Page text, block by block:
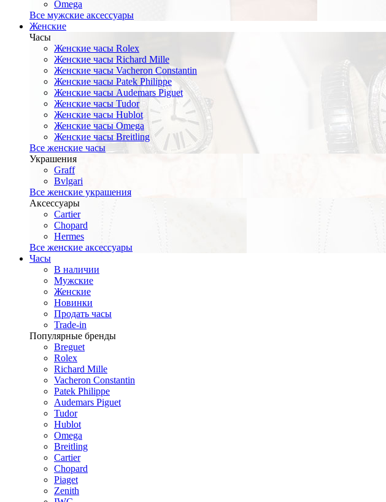
Omega
Все мужские аксессуары
Женские
Часы
Женские часы Rolex
Женские часы Richard Mille
Женские часы Vacheron Constantin
Женские часы Patek Philippe
Женские часы Audemars Piguet
Женские часы Tudor
Женские часы Hublot
Женские часы Omega
Женские часы Breitling
Все женские часы
Украшения
Graff
Bvlgari
Все женские украшения
Аксессуары
Cartier
Chopard
Hermes
Все женские аксессуары
Часы
В наличии
Мужские
Женские
Новинки
Продать часы
Trade-in
Популярные бренды
Breguet
Rolex
Richard Mille
Vacheron Constantin
Patek Philippe
Audemars Piguet
Tudor
Hublot
Omega
Breitling
Cartier
Chopard
Piaget
Zenith